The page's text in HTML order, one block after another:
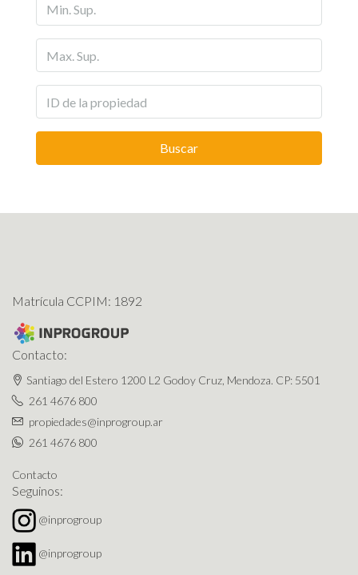
Buscar
Matrícula CCPIM: 1892
Contacto:
Santiago del Estero 1200 L2 Godoy Cruz, Mendoza. CP: 5501
261 4676 800
propiedades@inprogroup.ar
261 4676 800
Contacto
Seguinos:
@inprogroup
@inprogroup